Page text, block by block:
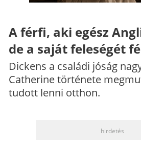
A férfi, aki egész
de a saját feleségét
Dickens a családi jóság
Catherine története
tudott lenni otthon.
hirdetés